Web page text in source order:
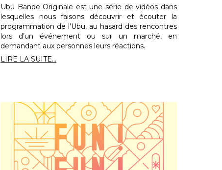
Ubu Bande Originale est une série de vidéos dans
lesquelles nous faisons découvrir et écouter la
programmation de l’Ubu, au hasard des rencontres
lors d’un événement ou sur un marché, en
demandant aux personnes leurs réactions.
LIRE LA SUITE...